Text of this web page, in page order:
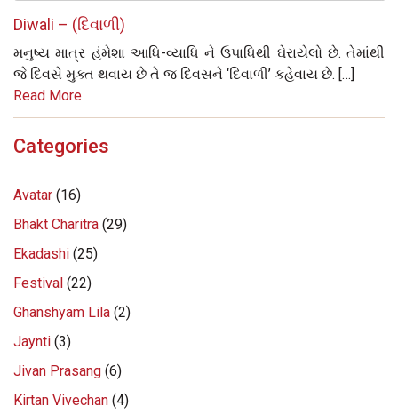
Diwali – (દિવાળી)
મનુષ્ય માત્ર હંમેશા આધિ-વ્યાધિ ને ઉપાધિથી ઘેરાયેલો છે. તેમાંથી
જે દિવસે મુક્ત થવાય છે તે જ દિવસને ‘દિવાળી’ કહેવાય છે. […]
Read More
Categories
Avatar (16)
Bhakt Charitra (29)
Ekadashi (25)
Festival (22)
Ghanshyam Lila (2)
Jaynti (3)
Jivan Prasang (6)
Kirtan Vivechan (4)